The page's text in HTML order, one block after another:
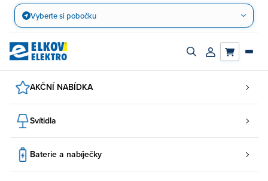
Přejít
obsah
Vyberte si pobočku
Zapnout/vypnout
Přihlásit/
AKČNÍ NABÍDKA
Svítidla
Baterie a nabíječky